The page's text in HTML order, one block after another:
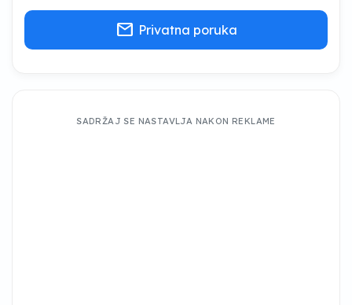
mail Privatna poruka
SADRŽAJ SE NASTAVLJA NAKON REKLAME